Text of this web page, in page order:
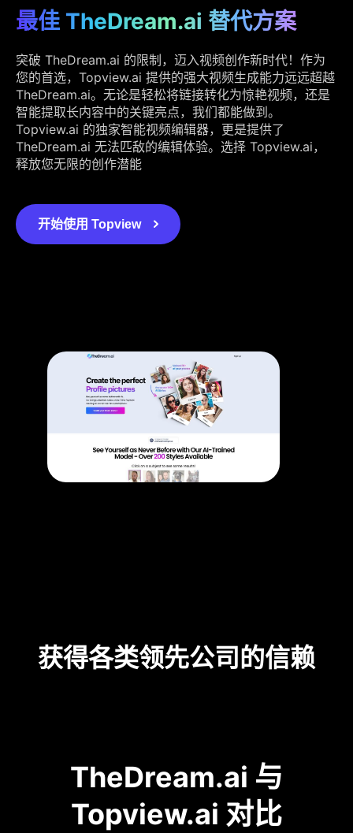
最佳 TheDream.ai 替代方案
突破 TheDream.ai 的限制，迈入视频创作新时代！作为
您的首选，Topview.ai 提供的强大视频生成能力远远超越
TheDream.ai。无论是轻松将链接转化为惊艳视频，还是
智能提取长内容中的关键亮点，我们都能做到。
Topview.ai 的独家智能视频编辑器，更是提供了
TheDream.ai 无法匹敌的编辑体验。选择 Topview.ai，
释放您无限的创作潜能
开始使用 Topview
获得各类领先公司的信赖
TheDream.ai 与
Topview.ai 对比